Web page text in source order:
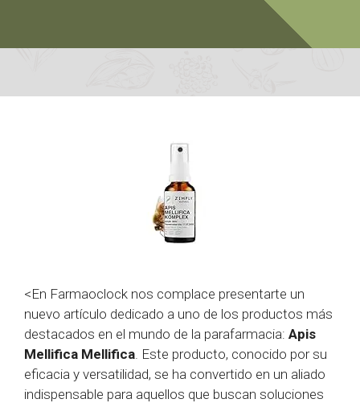
<En Farmaoclock nos complace presentarte un
nuevo artículo dedicado a uno de los productos más
destacados en el mundo de la parafarmacia: Apis
Mellifica Mellifica . Este producto, conocido por su
eficacia y versatilidad, se ha convertido en un aliado
indispensable para aquellos que buscan soluciones